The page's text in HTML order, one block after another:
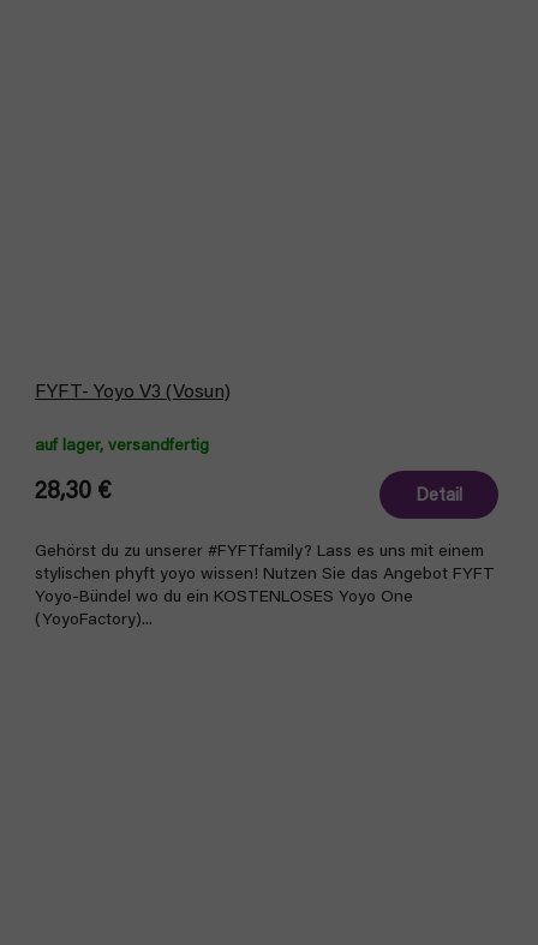
FYFT- Yoyo V3 (Vosun)
auf lager, versandfertig
28,30 € Detail
Gehörst du zu unserer #FYFTfamily? Lass es uns mit einem
stylischen phyft yoyo wissen! Nutzen Sie das Angebot FYFT
Yoyo-Bündel wo du ein KOSTENLOSES Yoyo One
(YoyoFactory)...